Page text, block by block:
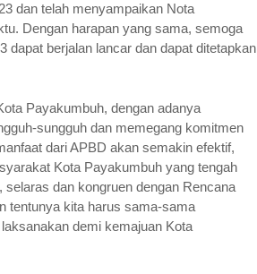
dan telah menyampaikan Nota
Dengan harapan yang sama, semoga
dapat berjalan lancar dan dapat ditetapkan
Payakumbuh, dengan adanya
sungguh dan memegang komitmen
dari APBD akan semakin efektif,
Kota Payakumbuh yang tengah
dan kongruen dengan Rencana
tentunya kita harus sama-sama
demi kemajuan Kota